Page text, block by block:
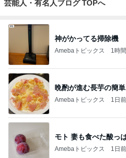
芸能人・有名人ブログ TOPへ
神がかってる掃除機
Amebaトピックス 1時
晩酌が進む長芋の簡
Amebaトピックス 1日前
モト 妻も食べた酸っ
Amebaトピックス 1日前